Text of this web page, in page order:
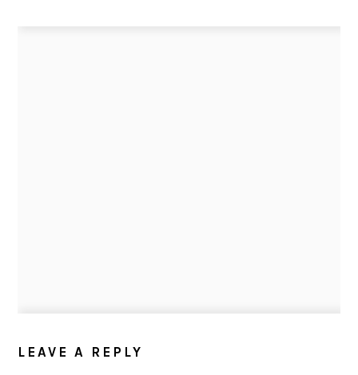
INTERACTIONS
LEAVE A REPLY